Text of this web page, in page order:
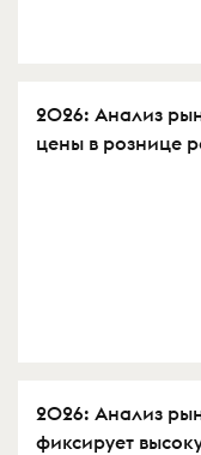
2026: Анализ
цены в рознице
2026: Анализ
фиксирует